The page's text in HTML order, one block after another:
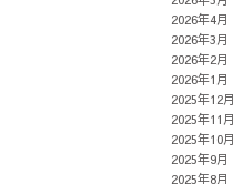
2026年4月
2026年3月
2026年2月
2026年1月
2025年12月
2025年11月
2025年10月
2025年9月
2025年8月